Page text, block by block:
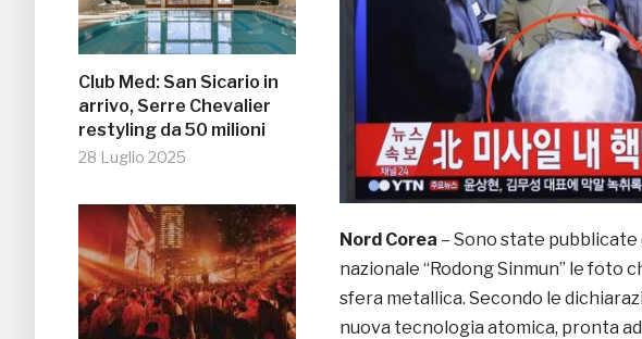
Club Med: San Sicario in
arrivo, Serre Chevalier
restyling da 50 milioni
28 Luglio 2025
Nord Corea – Sono state
nazionale “Rodong Sinmun” le foto
sfera metallica. Secondo le
nuova tecnologia atomica, pronta